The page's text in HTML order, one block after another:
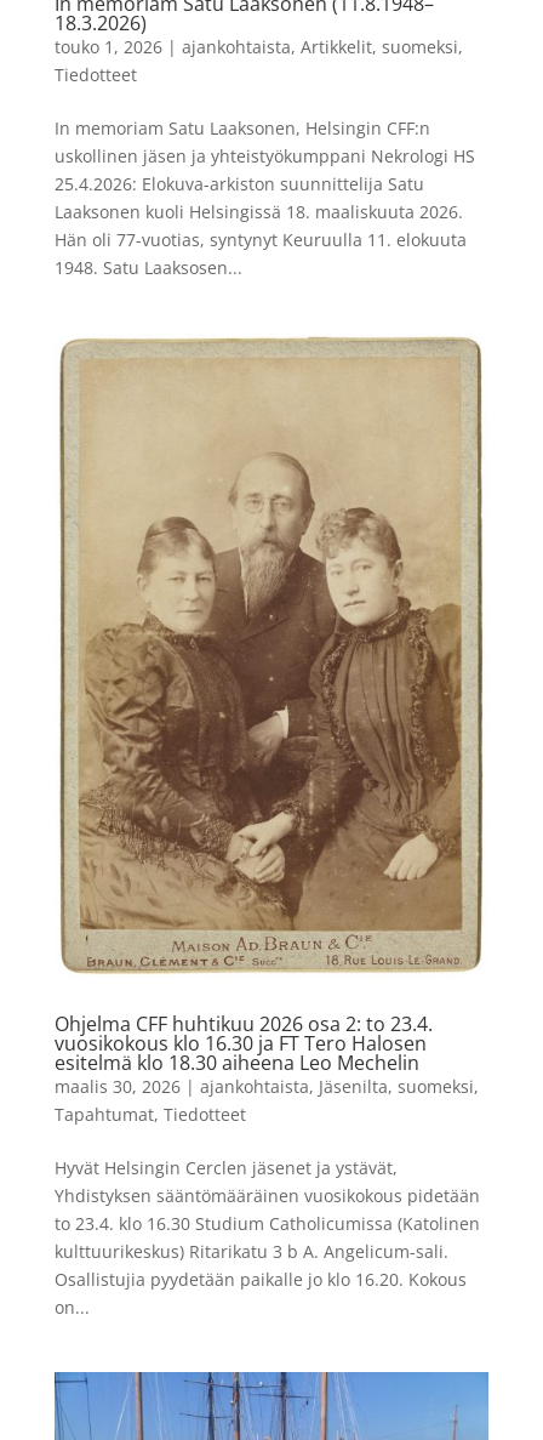
18.3.2026)
touko 1, 2026| ajankohtaista, Artikkelit, suomeksi,
Tiedotteet
In memoriam Satu Laaksonen, Helsingin CFF:n
uskollinen jäsen ja yhteistyökumppani Nekrologi HS
25.4.2026: Elokuva-arkiston suunnittelija Satu
Laaksonen kuoli Helsingissä 18. maaliskuuta 2026.
Hän oli 77-vuotias, syntynyt Keuruulla 11. elokuuta
1948. Satu Laaksosen...
Ohjelma CFF huhtikuu 2026 osa 2: to 23.4.
vuosikokous klo 16.30 ja FT Tero Halosen
esitelmä klo 18.30 aiheena Leo Mechelin
maalis 30, 2026| ajankohtaista, Jäsenilta, suomeksi,
Tapahtumat, Tiedotteet
Hyvät Helsingin Cerclen jäsenet ja ystävät,
Yhdistyksen sääntömääräinen vuosikokous pidetään
to 23.4. klo 16.30 Studium Catholicumissa (Katolinen
kulttuurikeskus) Ritarikatu 3 b A. Angelicum-sali.
Osallistujia pyydetään paikalle jo klo 16.20. Kokous
on...